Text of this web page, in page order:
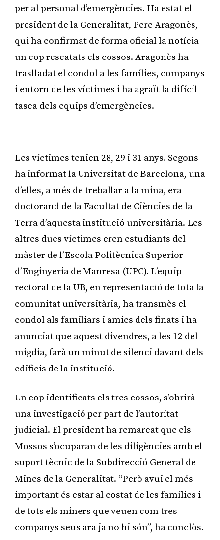
per al personal d’emergències. Ha estat el
president de la Generalitat, Pere Aragonès,
qui ha confirmat de forma oficial la notícia
un cop rescatats els cossos. Aragonès ha
traslladat el condol a les famílies, companys
i entorn de les víctimes i ha agraït la difícil
tasca dels equips d’emergències.
Les víctimes tenien 28, 29 i 31 anys. Segons
ha informat la Universitat de Barcelona, una
d’elles, a més de treballar a la mina, era
doctorand de la Facultat de Ciències de la
Terra d’aquesta institució universitària. Les
altres dues víctimes eren estudiants del
màster de l’Escola Politècnica Superior
d’Enginyeria de Manresa (UPC). L’equip
rectoral de la UB, en representació de tota la
comunitat universitària, ha transmès el
condol als familiars i amics dels finats i ha
anunciat que aquest divendres, a les 12 del
migdia, farà un minut de silenci davant dels
edificis de la institució.
Un cop identificats els tres cossos, s’obrirà
una investigació per part de l’autoritat
judicial. El president ha remarcat que els
Mossos s’ocuparan de les diligències amb el
suport tècnic de la Subdirecció General de
Mines de la Generalitat. “Però avui el més
important és estar al costat de les famílies i
de tots els miners que veuen com tres
companys seus ara ja no hi són”, ha conclòs.